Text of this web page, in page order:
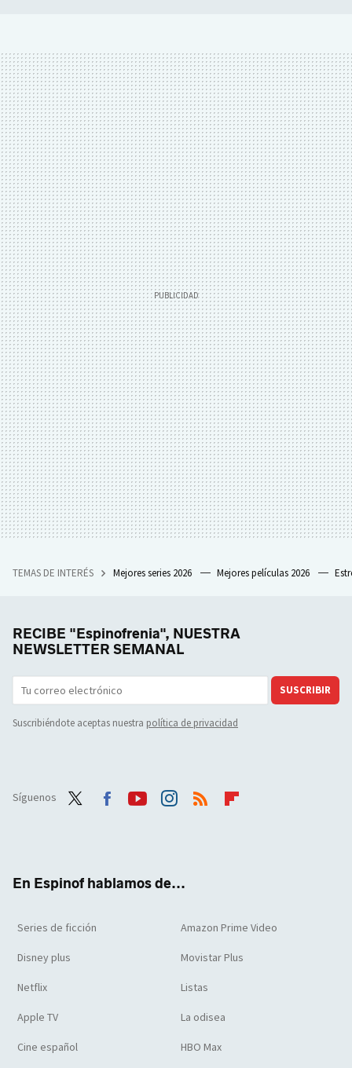
TEMAS DE INTERÉS Mejores series 2026 Mejores películas 2026
RECIBE "Espinofrenia", NUESTRA
NEWSLETTER SEMANAL
SUSCRIBIR
Suscribiéndote aceptas nuestra política de privacidad
Síguenos
En Espinof hablamos de...
Series de ficción Amazon Prime Video
Disney plus Movistar Plus
Netflix Listas
Apple TV La odisea
Cine español HBO Max